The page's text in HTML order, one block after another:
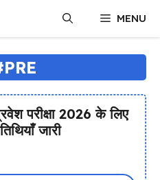
MENU
परीक्षा 2026 के लिए
जारी